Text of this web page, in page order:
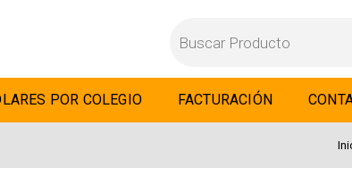
POR COLEGIO FACTURACIÓN